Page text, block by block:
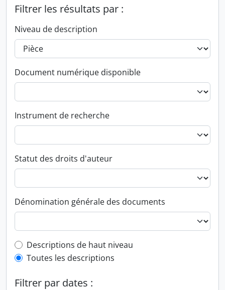
Filtrer les résultats par :
Niveau de description
Document numérique disponible
Instrument de recherche
Statut des droits d'auteur
Dénomination générale des documents
Top-level description filter
Descriptions de haut niveau
Toutes les descriptions
Filtrer par dates :